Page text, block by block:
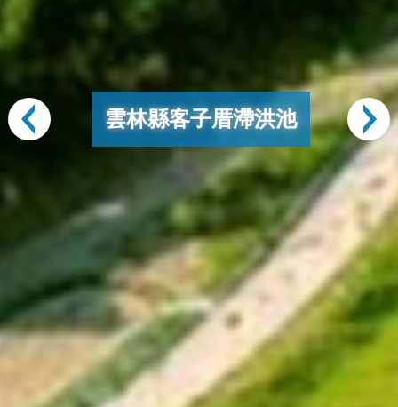
雲林縣客子厝滯洪池